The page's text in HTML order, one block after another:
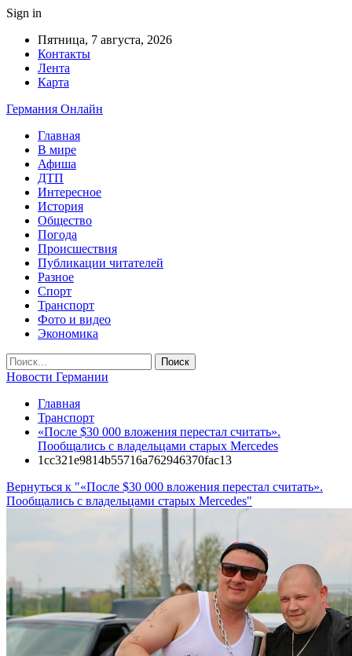
Sign in
Пятница, 7 августа, 2026
Контакты
Лента
Карта
Германия Онлайн
Главная
В мире
Афиша
ДТП
Интересное
История
Общество
Погода
Происшествия
Публикации читателей
Разное
Спорт
Транспорт
Фото и видео
Экономика
Новости Германии
Главная
Транспорт
«После $30 000 вложения перестал считать».
Пообщались с владельцами старых Mercedes
1cc321e9814b55716a762946370fac13
Вернуться к "«После $30 000 вложения перестал считать».
Пообщались с владельцами старых Mercedes"